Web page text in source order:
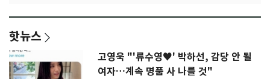
핫뉴스
고영욱 "'류수영♥' 박하선, 감당 안 될
여자…계속 명품 사 나를 것"